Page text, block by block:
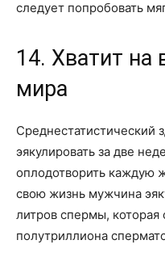
следует попробовать
14. Хватит на
мира
эякулировать за две
оплодотворить каждую
свою жизнь мужчина
литров спермы,
полутриллиона